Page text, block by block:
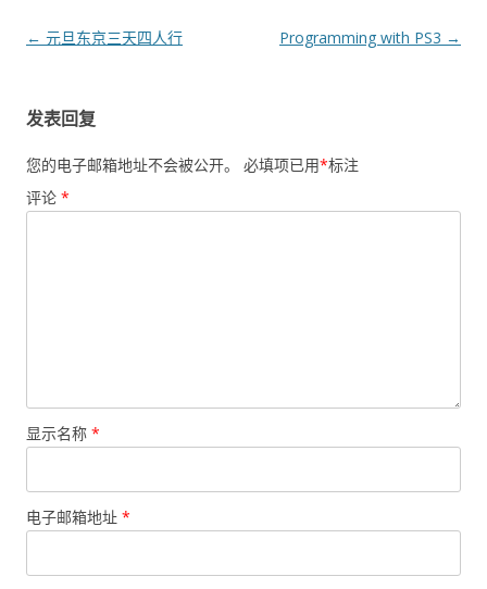
文
航
← 元旦东京三天四人行 Programming with PS3 →
发表回复
您的电子邮箱地址不会被公开。 必填项已用*标注
评论 *
显示名称 *
电子邮箱地址 *